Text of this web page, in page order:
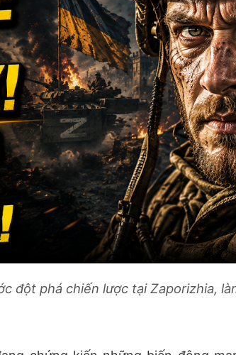
đột phá chiến lược tại Zaporizhia,